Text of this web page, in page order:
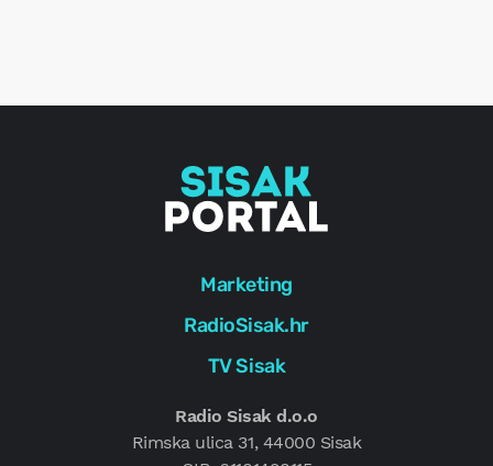
Marketing
RadioSisak.hr
TV Sisak
Radio Sisak d.o.o
Rimska ulica 31, 44000 Sisak